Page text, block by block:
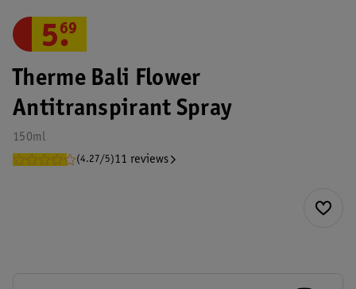
Therme Bali Flower
Antitranspirant Spray
150ml
(4.27/5)11 reviews
5.
69